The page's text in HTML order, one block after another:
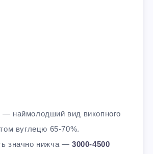
— наймолодший вид викопного
вуглецю 65-70%.
значно нижча —3000-4500